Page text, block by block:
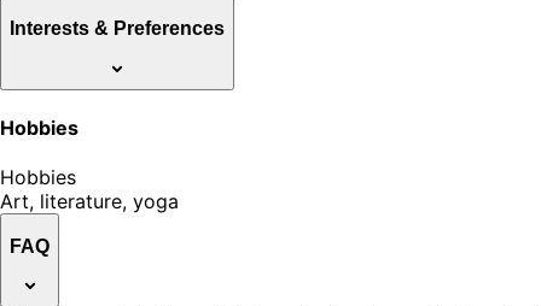
Interests & Preferences
Hobbies
Hobbies
Art, literature, yoga
FAQ